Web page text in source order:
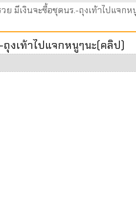
มีเงินจะซื้อชุดนร.-ถุงเท้าไปแจกห
งเท้าไปแจกหนูๆนะ(คลิป)